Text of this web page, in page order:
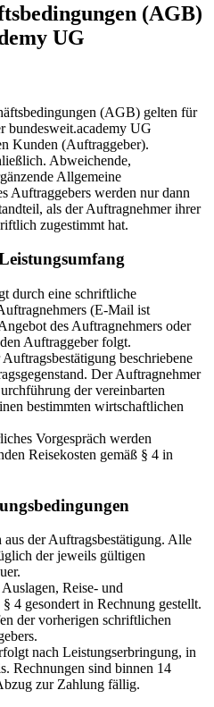
(AGB)
UG
(AGB) gelten für
bundesweit.academy UG
Kunden (Auftraggeber).
Abweichende,
Allgemeine
Auftraggebers werden nur dann
als der Auftragnehmer ihrer
zugestimmt hat.
durch eine schriftliche
(E-Mail ist
des Auftragnehmers oder
Auftraggeber folgt.
beschriebene
Der Auftragnehmer
der vereinbarten
bestimmten wirtschaftlichen
Vorgespräch werden
Reisekosten gemäß § 4 in
der Auftragsbestätigung. Alle
der jeweils gültigen
Reise- und
4 gesondert in Rechnung gestellt.
der vorherigen schriftlichen
nach Leistungserbringung, in
Rechnungen sind binnen 14
zur Zahlung fällig.